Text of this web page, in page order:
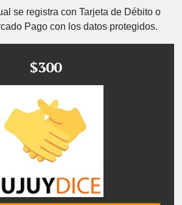
se registra con Tarjeta de Débito o
Pago con los datos protegidos.
$300